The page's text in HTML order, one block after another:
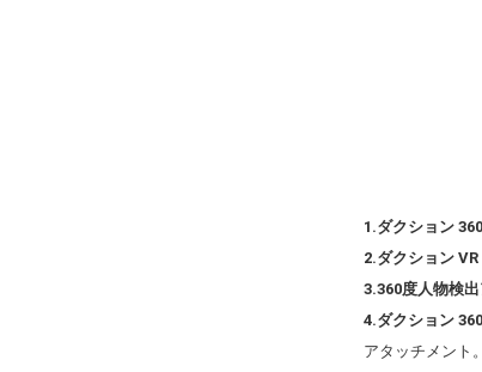
1.ダクション
2.ダクション VR
3.360度人物検
4.ダクション
アタッチメント